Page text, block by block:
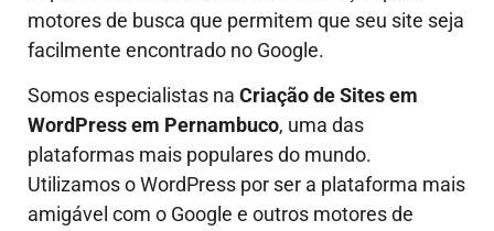
motores de busca que permitem que seu site seja
facilmente encontrado no Google.
Somos especialistas na Criação de Sites em
WordPress em Pernambuco, uma das
plataformas mais populares do mundo.
Utilizamos o WordPress por ser a plataforma mais
amigável com o Google e outros motores de